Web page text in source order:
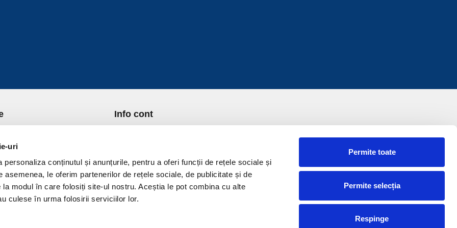
uri
personaliza conținutul și anunțurile, pentru a oferi funcții de rețele sociale și
asemenea, le oferim partenerilor de rețele sociale, de publicitate și de
modul în care folosiți site-ul nostru. Aceștia le pot combina cu alte
culese în urma folosirii serviciilor lor.
Permite toate
Permite selecția
Respinge
si Plata
de Returnare
de confidentialitate
Cookies
si conditii
Info cont
Lista Favorite
GDPR - Protectia datelor
Contact